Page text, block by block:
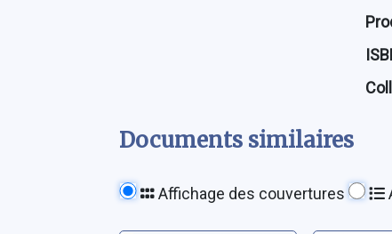
Documents similaires
Affichage des couvertures